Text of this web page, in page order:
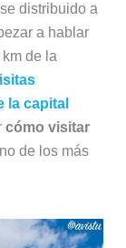
distribuido a
a hablar
de la
la capital
cómo visitar
de los más